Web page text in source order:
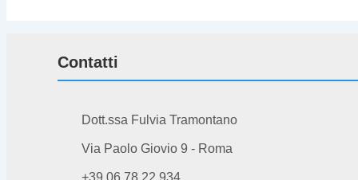
Contatti
Dott.ssa Fulvia Tramontano
Via Paolo Giovio 9 - Roma
+39 06 78 22 934